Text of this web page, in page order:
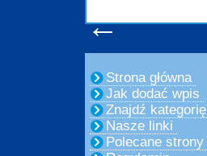
←
Strona główna
Jak dodać wpis
Znajdź kategorię
Nasze linki
Polecane strony